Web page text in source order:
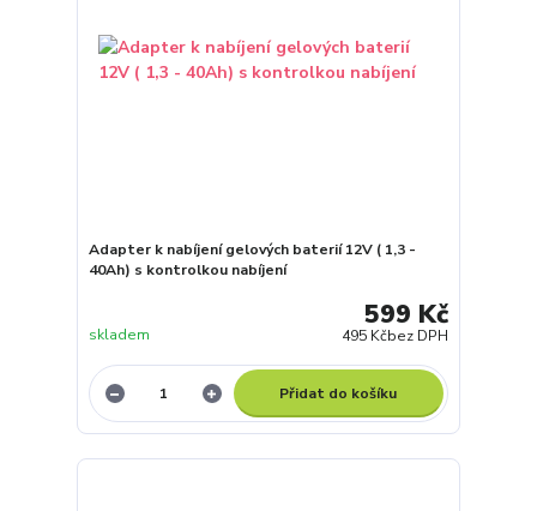
Adapter k nabíjení gelových baterií 12V ( 1,3 -
40Ah) s kontrolkou nabíjení
599 Kč
495 Kčbez DPH
skladem
Přidat do košíku